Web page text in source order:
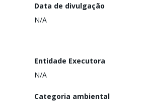
Data de divulgação
N/A
Entidade Executora
N/A
Categoria ambiental